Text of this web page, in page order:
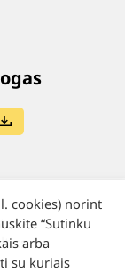
cookies) norint
“Sutinku
arba
su kuriais